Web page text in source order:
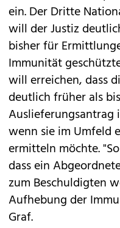
ein. Der Dritte
will der Justiz
bisher für
Immunität
will erreichen, dass
deutlich früher als
Auslieferungsantrag
wenn sie im Umfeld
ermitteln möchte.
dass ein
zum Beschuldigten
Aufhebung der
Graf.